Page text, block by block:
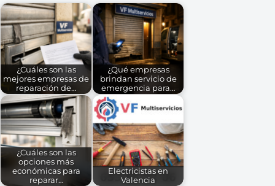
¿Cuáles son las
mejores empresas de
reparación de…
¿Qué empresas
brindan servicio de
emergencia para…
¿Cuáles son las
opciones más
económicas para
reparar…
Electricistas en
Valencia